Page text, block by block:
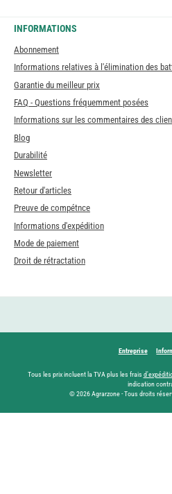
INFORMATIONS
Abonnement
Informations relatives à l'élimination des
Garantie du meilleur prix
FAQ - Questions fréquemment posées
Informations sur les commentaires des
Blog
Durabilité
Newsletter
Retour d'articles
Preuve de compétnce
Informations d'expédition
Mode de paiement
Droit de rétractation
Entreprise
Tous les prix incluent la TVA plus les frais
indication
© 2026 Agrarzone - Tous droits